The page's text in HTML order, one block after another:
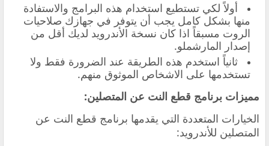
أولاً لكي تستطيع استخدام هذه البرامج والاستفادة
منها بشكل كامل يجب أن يتوفر في جهازك صلاحيات
الروت مسبقاً اذا كان نسخة الأندرويد لديك أقل من
إصدار المارشملو.
ثانياً استخدم هذه الطريقة عند الضرورة فقط ولا
تستخدمها على الاشخاص الموثوق منهم.
مميزات برنامج قطع النت عن المتصلين:
الخيارات المتعددة التي يقدمها برنامج قطع النت عن
المتصلين للأندرويد: